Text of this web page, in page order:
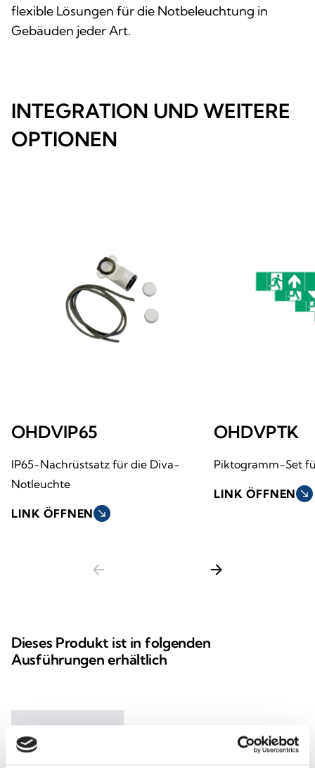
flexible Lösungen für die Notbeleuchtung in
Gebäuden jeder Art.
INTEGRATION UND WEITERE
OPTIONEN
OHDVIP65
IP65-Nachrüstsatz für die Diva-
Notleuchte
LINK ÖFFNEN south_east
OHDVPTK
Piktogramm-Set
LINK ÖFFNEN south_east
arrow_back arrow_forward
Dieses Produkt ist in folgenden
Ausführungen erhältlich